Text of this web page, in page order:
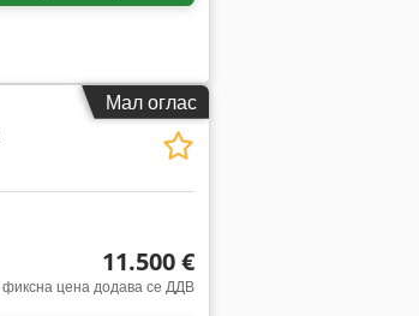
Мал оглас
11.500 €
фиксна цена додава се ДДВ